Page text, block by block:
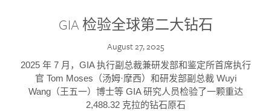
GIA 检验全球第二大钻石
August 27, 2025
2025 年 7 月，GIA 执行副总裁兼研发部和鉴定所首席执行
官 Tom Moses（汤姆·摩西）和研发部副总裁 Wuyi
Wang（王五一）博士等 GIA 研究人员检验了一颗重达
2,488.32 克拉的钻石原石